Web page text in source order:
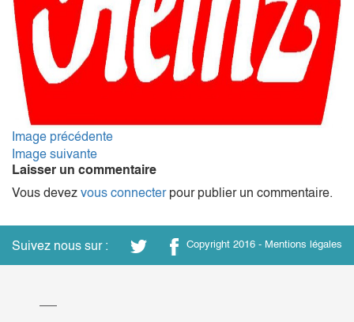
Image précédente
Image suivante
Laisser un commentaire
Vous devez vous connecterpour publier un commentaire.
Suivez nous sur : Copyright 2016 - Mentions légales